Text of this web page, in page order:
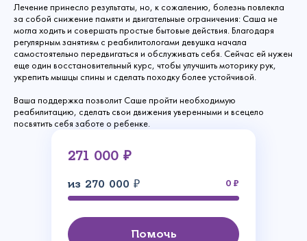
Лечение принесло результаты, но, к сожалению, болезнь повлекла
за собой снижение памяти и двигательные ограничения: Саша не
могла ходить и совершать простые бытовые действия. Благодаря
регулярным занятиям с реабилитологами девушка начала
самостоятельно передвигаться и обслуживать себя. Сейчас ей нужен
еще один восстановительный курс, чтобы улучшить моторику рук,
укрепить мышцы спины и сделать походку более устойчивой.
Ваша поддержка позволит Саше пройти необходимую
реабилитацию, сделать свои движения уверенными и всецело
посвятить себя заботе о ребенке.
271 000 ₽
из 270 000 ₽ 0
Помочь